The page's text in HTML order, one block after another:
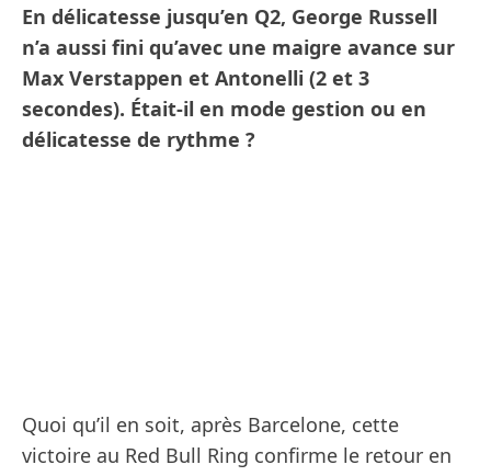
En délicatesse jusqu’en Q2, George Russell
n’a aussi fini qu’avec une maigre avance sur
Max Verstappen et Antonelli (2 et 3
secondes). Était-il en mode gestion ou en
délicatesse de rythme ?
Quoi qu’il en soit, après Barcelone, cette
victoire au Red Bull Ring confirme le retour en